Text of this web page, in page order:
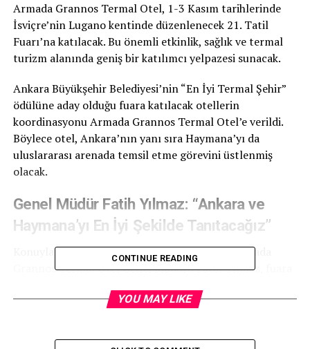
Armada Grannos Termal Otel, 1-3 Kasım tarihlerinde
İsviçre’nin Lugano kentinde düzenlenecek 21. Tatil
Fuarı’na katılacak. Bu önemli etkinlik, sağlık ve termal
turizm alanında geniş bir katılımcı yelpazesi sunacak.
Ankara Büyükşehir Belediyesi’nin “En İyi Termal Şehir”
ödülüne aday olduğu fuara katılacak otellerin
koordinasyonu Armada Grannos Termal Otel’e verildi.
Böylece otel, Ankara’nın yanı sıra Haymana’yı da
uluslararası arenada temsil etme görevini üstlenmiş
olacak.
Genel Müdür Fatih Yılmaz: “Ankara ve
Haymana’yı En İyi Şekilde Tanıtacağız”
Konuyla ilgili olarak açıklamalarda bulunan Armada
Grannos Termal Otel Genel Müdürü Fatih Yılmaz, fuara
“Ankara’nın en iyi termal şehir ödülüne aday olduğu bu
CONTINUE READING
YOU MAY LIKE